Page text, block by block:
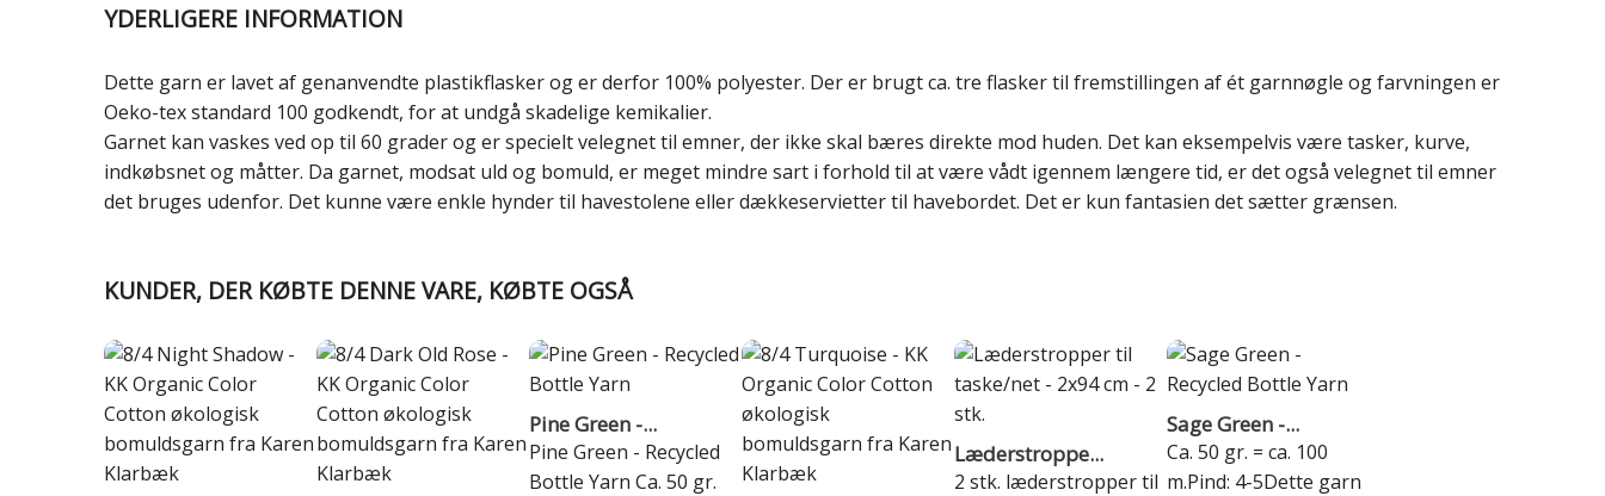
YDERLIGERE INFORMATION
Dette garn er lavet af genanvendte plastikflasker og er derfor 100% polyester. Der er brugt ca. tre flasker til fremstillingen af ét garnnøgle og farvningen er
Oeko-tex standard 100 godkendt, for at undgå skadelige kemikalier.
Garnet kan vaskes ved op til 60 grader og er specielt velegnet til emner, der ikke skal bæres direkte mod huden. Det kan eksempelvis være tasker, kurve,
indkøbsnet og måtter. Da garnet, modsat uld og bomuld, er meget mindre sart i forhold til at være vådt igennem længere tid, er det også velegnet til emner
det bruges udenfor. Det kunne være enkle hynder til havestolene eller dækkeservietter til havebordet. Det er kun fantasien det sætter grænsen.
KUNDER, DER KØBTE DENNE VARE, KØBTE OGSÅ
Pine Green -...
Pine Green - Recycled
Bottle Yarn Ca. 50 gr.
Læderstroppe...
2 stk. læderstropper til
Sage Green -...
Ca. 50 gr. = ca. 100
m.Pind: 4-5Dette garn